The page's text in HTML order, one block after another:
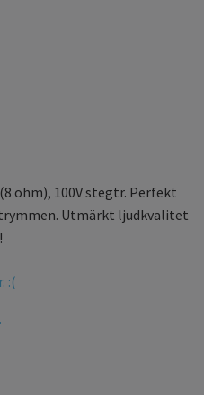
ohm), 100V stegtr. Perfekt
Utmärkt ljudkvalitet
:(